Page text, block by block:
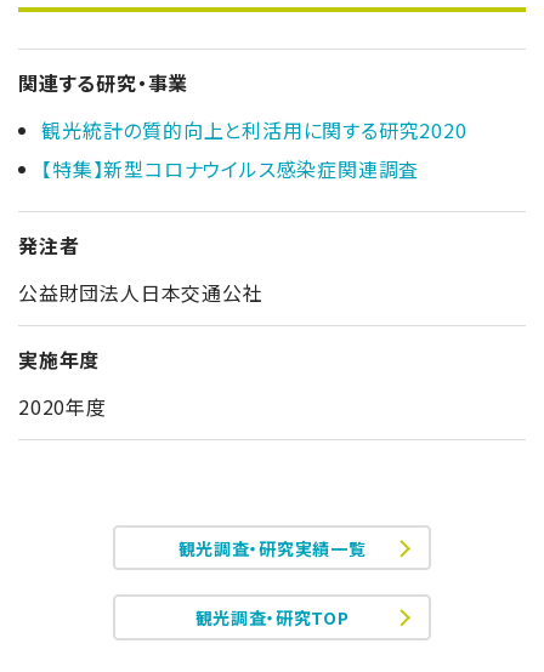
関連する研究・事業
観光統計の質的向上と利活用に関する研究2020
【特集】新型コロナウイルス感染症関連調査
発注者
公益財団法人日本交通公社
実施年度
2020年度
観光調査・研究実績一覧
観光調査・研究TOP